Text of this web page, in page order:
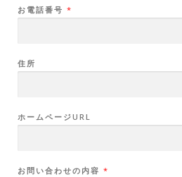
お電話番号 *
住所
ホームページURL
お問い合わせの内容 *